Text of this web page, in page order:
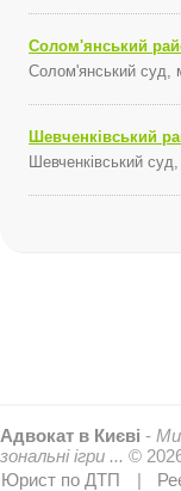
Солом'янський
Солом'янський суд,
Шевченківський
Шевченківський
Адвокат в Києві - Ми
зональні ігри ... ©
Юрист по ДТП